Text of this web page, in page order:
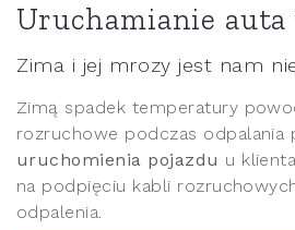
Uruchamianie auta
Zima i jej mrozy jest nam
Zimą spadek temperatury
rozruchowe podczas odpalania
uruchomienia pojazdu u
na podpięciu kabli
odpalenia.